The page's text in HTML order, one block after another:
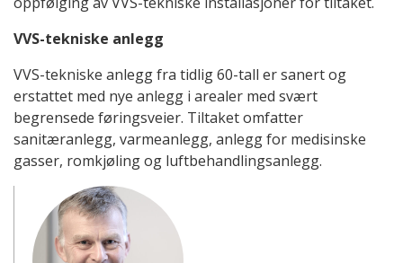
VVS-tekniske anlegg
VVS-tekniske anlegg fra tidlig 60-tall er sanert og
erstattet med nye anlegg i arealer med svært
begrensede føringsveier. Tiltaket omfatter
sanitæranlegg, varmeanlegg, anlegg for medisinske
gasser, romkjøling og luftbehandlingsanlegg.